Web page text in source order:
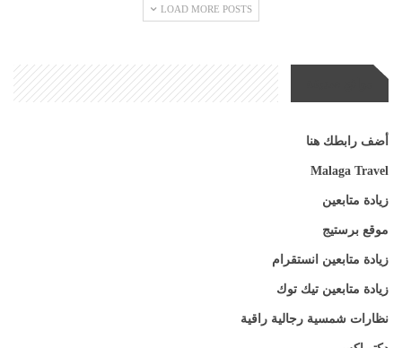
LOAD MORE POSTS
أضف رابطك هنا
Malaga Travel
زيادة متابعين
موقع برستيج
زيادة متابعين انستقرام
زيادة متابعين تيك توك
نظارات شمسية رجالية راقية